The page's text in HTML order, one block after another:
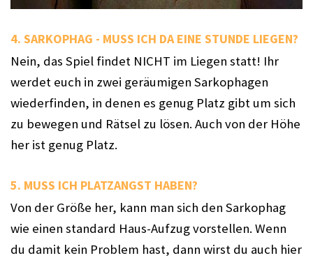
4. SARKOPHAG - MUSS ICH DA EINE STUNDE LIEGEN?
Nein, das Spiel findet NICHT im Liegen statt! Ihr
werdet euch in zwei geräumigen Sarkophagen
wiederfinden, in denen es genug Platz gibt um sich
zu bewegen und Rätsel zu lösen. Auch von der Höhe
her ist genug Platz.
5. MUSS ICH PLATZANGST HABEN?
Von der Größe her, kann man sich den Sarkophag
wie einen standard Haus-Aufzug vorstellen. Wenn
du damit kein Problem hast, dann wirst du auch hier